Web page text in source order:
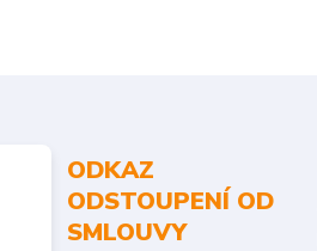
ODKAZ
ODSTOUPENÍ OD
SMLOUVY